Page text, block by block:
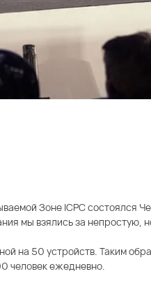
Зоне ICPC состоялся
мы взялись за непростую,
на 50 устройств. Таким
человек ежедневно.